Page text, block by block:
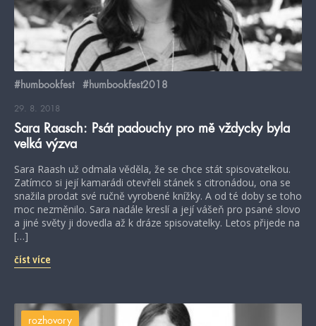
#humbookfest #humbookfest2018
29. 8. 2018
Sara Raasch: Psát padouchy pro mě vždycky byla
velká výzva
Sara Raash už odmala věděla, že se chce stát spisovatelkou.
Zatímco si její kamarádi otevřeli stánek s citronádou, ona se
snažila prodat své ručně vyrobené knížky. A od té doby se toho
moc nezměnilo. Sara nadále kreslí a její vášeň pro psané slovo
a jiné světy ji dovedla až k dráze spisovatelky. Letos přijede na
[…]
číst více
rozhovory